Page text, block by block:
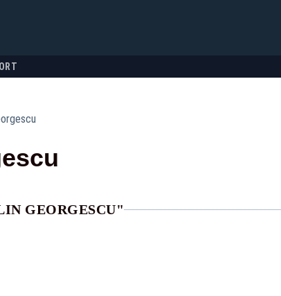
GEORGESCU"